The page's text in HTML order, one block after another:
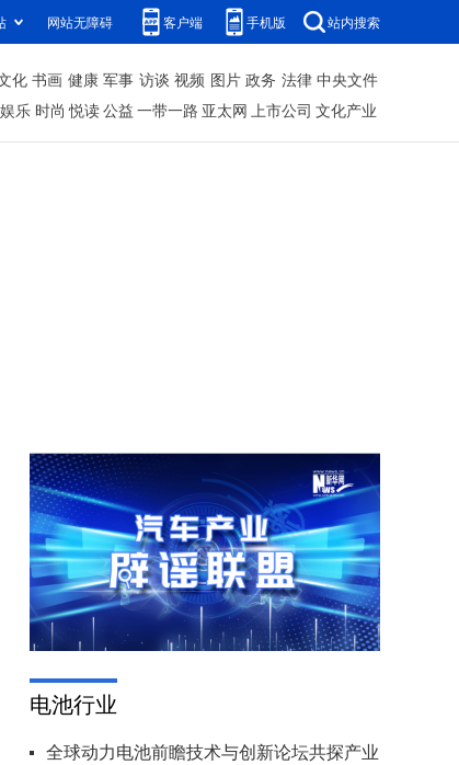
网站无障碍 客户端 手机版 站内搜索
化 书画 健康 军事 访谈 视频 图片 政务 法律 中央文件
娱乐 时尚 悦读公益 一带一路 亚太网 上市公司 文化产业
电池行业
全球动力电池前瞻技术与创新论坛共探产业